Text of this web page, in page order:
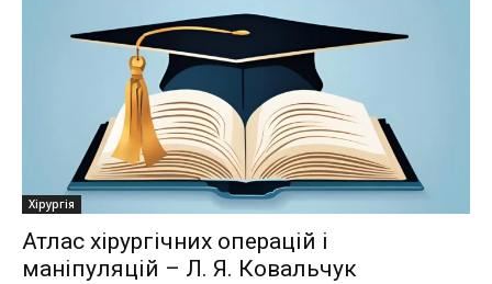
Хірургія
Атлас хірургічних операцій і
маніпуляцій – Л. Я. Ковальчук